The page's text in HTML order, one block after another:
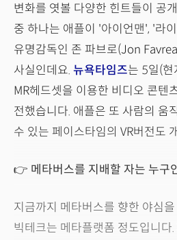
변화를 엿볼 다양한 힌트들이 공
중 하나는 애플이 '아이언맨', '라
유명감독인 존 파브로(Jon
사실인데요. 뉴욕타임즈는 5일(현
MR헤드셋을 이용한 비디오 콘텐
전했습니다. 애플은 또 사람의 움
수 있는 페이스타임의 VR버전도
👉 메타버스를 지배할 자는 누구
지금까지 메타버스를 향한 야심
빅테크는 메타플랫폼 정도입니다